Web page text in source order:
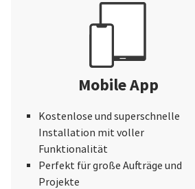
Mobile App
Kostenlose und superschnelle
Installation mit voller
Funktionalität
Perfekt für große Aufträge und
Projekte